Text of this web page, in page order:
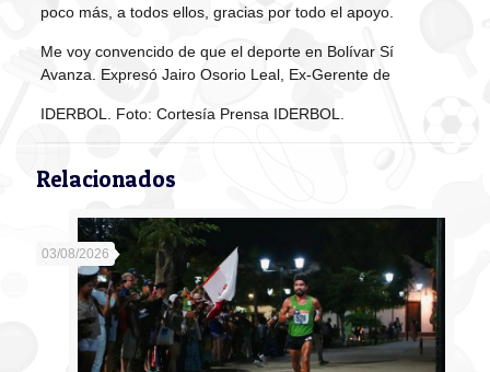
poco más, a todos ellos, gracias por todo el apoyo.
Me voy convencido de que el deporte en Bolívar Sí
Avanza. Expresó Jairo Osorio Leal, Ex-Gerente de
IDERBOL. Foto: Cortesía Prensa IDERBOL.
Relacionados
03/08/2026